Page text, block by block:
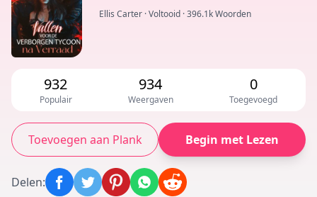
Ellis Carter ·Voltooid ·396.1k Woorden
932
Populair
934
Weergaven
0
Toegevoegd
Toevoegen aan Plank Begin met Lezen
Delen: